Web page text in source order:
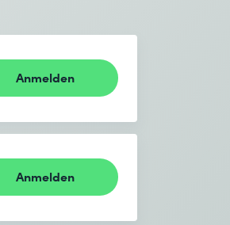
Anmelden
Anmelden